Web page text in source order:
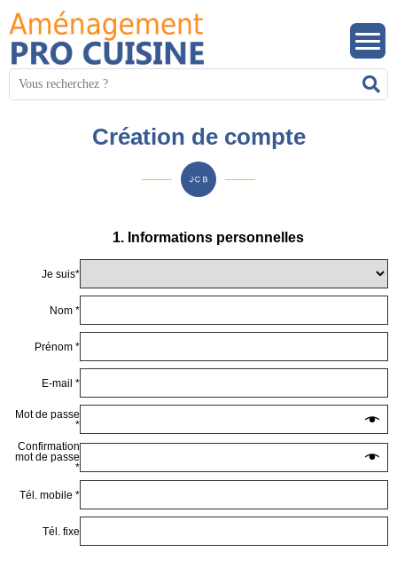
Mots
clés
Création de compte
1. Informations personnelles
Je suis*
Nom *
Prénom *
E-mail *
Mot de passe
*
Confirmation
mot de passe
*
Tél. mobile *
Tél. fixe
Panneau de gestion des cookies